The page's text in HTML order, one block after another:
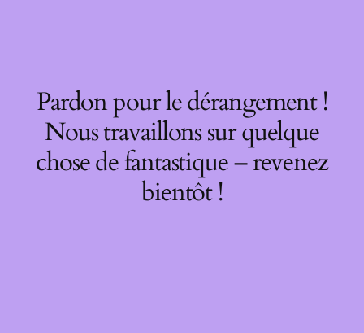
Pardon pour le dérangement !
Nous travaillons sur quelque
chose de fantastique – revenez
bientôt !